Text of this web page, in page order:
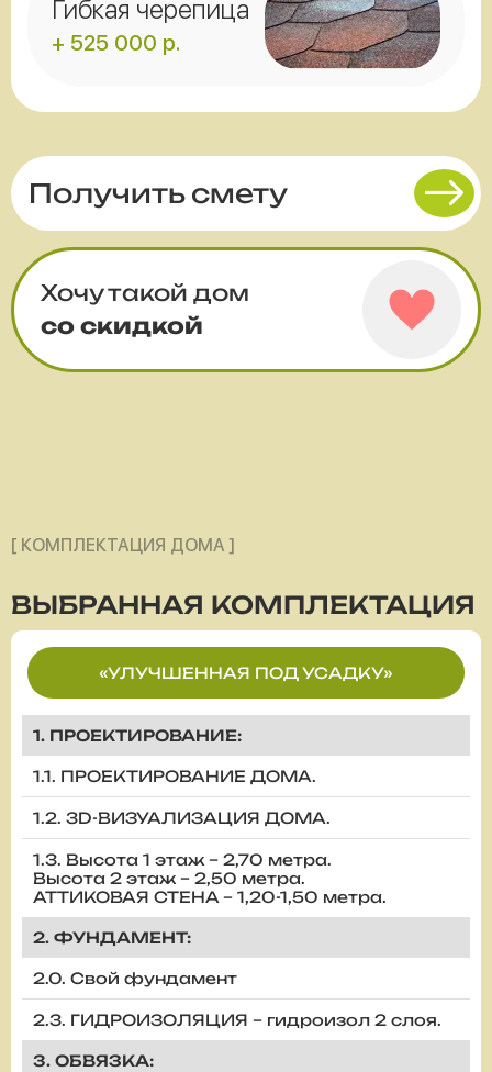
Гибкая черепица
+ 525 000 р.
Получить смету
Хочу такой дом
со скидкой
[ КОМПЛЕКТАЦИЯ ДОМА ]
ВЫБРАННАЯ КОМПЛЕКТАЦИЯ
«УЛУЧШЕННАЯ ПОД УСАДКУ»
1. ПРОЕКТИРОВАНИЕ:
1.1. ПРОЕКТИРОВАНИЕ ДОМА.
1.2. 3D-ВИЗУАЛИЗАЦИЯ ДОМА.
1.3. Высота 1 этаж – 2,70 метра.
Высота 2 этаж – 2,50 метра.
АТТИКОВАЯ СТЕНА – 1,20-1,50 метра.
2. ФУНДАМЕНТ:
2.0. Свой фундамент
2.3. ГИДРОИЗОЛЯЦИЯ – гидроизол 2 слоя.
3. ОБВЯЗКА: